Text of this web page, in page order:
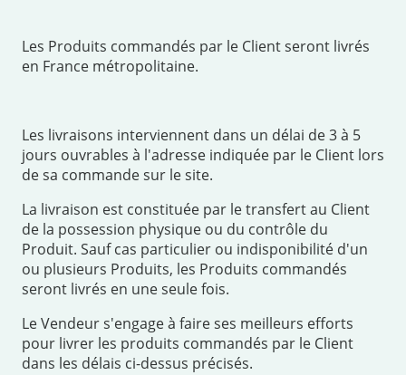
Les Produits commandés par le Client seront livrés
en France métropolitaine.
Les livraisons interviennent dans un délai de 3 à 5
jours ouvrables à l'adresse indiquée par le Client lors
de sa commande sur le site.
La livraison est constituée par le transfert au Client
de la possession physique ou du contrôle du
Produit. Sauf cas particulier ou indisponibilité d'un
ou plusieurs Produits, les Produits commandés
seront livrés en une seule fois.
Le Vendeur s'engage à faire ses meilleurs efforts
pour livrer les produits commandés par le Client
dans les délais ci-dessus précisés.